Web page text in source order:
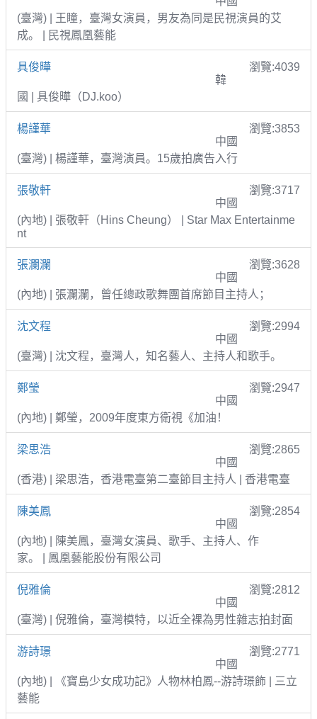
(臺灣) | 王瞳，臺灣女演員，男友為同是民視演員的艾
成。 | 民視鳳凰藝能
具俊曄
瀏覽:4039
韓
國 | 具俊曄（DJ.koo）
楊謹華
瀏覽:3853
中國
(臺灣) | 楊謹華，臺灣演員。15歲拍廣告入行
張敬軒
瀏覽:3717
中國
(內地) | 張敬軒（Hins Cheung） | Star Max Entertainme
nt
張瀾瀾
瀏覽:3628
中國
(內地) | 張瀾瀾，曾任總政歌舞團首席節目主持人；
沈文程
瀏覽:2994
中國
(臺灣) | 沈文程，臺灣人，知名藝人、主持人和歌手。
鄭瑩
瀏覽:2947
中國
(內地) | 鄭瑩，2009年度東方衛視《加油！
梁思浩
瀏覽:2865
中國
(香港) | 梁思浩，香港電臺第二臺節目主持人 | 香港電臺
陳美鳳
瀏覽:2854
中國
(內地) | 陳美鳳，臺灣女演員、歌手、主持人、作
家。 | 鳳凰藝能股份有限公司
倪雅倫
瀏覽:2812
中國
(臺灣) | 倪雅倫，臺灣模特，以近全裸為男性雜志拍封面
游詩璟
瀏覽:2771
中國
(內地) | 《寶島少女成功記》人物林柏鳳--游詩璟飾 | 三立
藝能